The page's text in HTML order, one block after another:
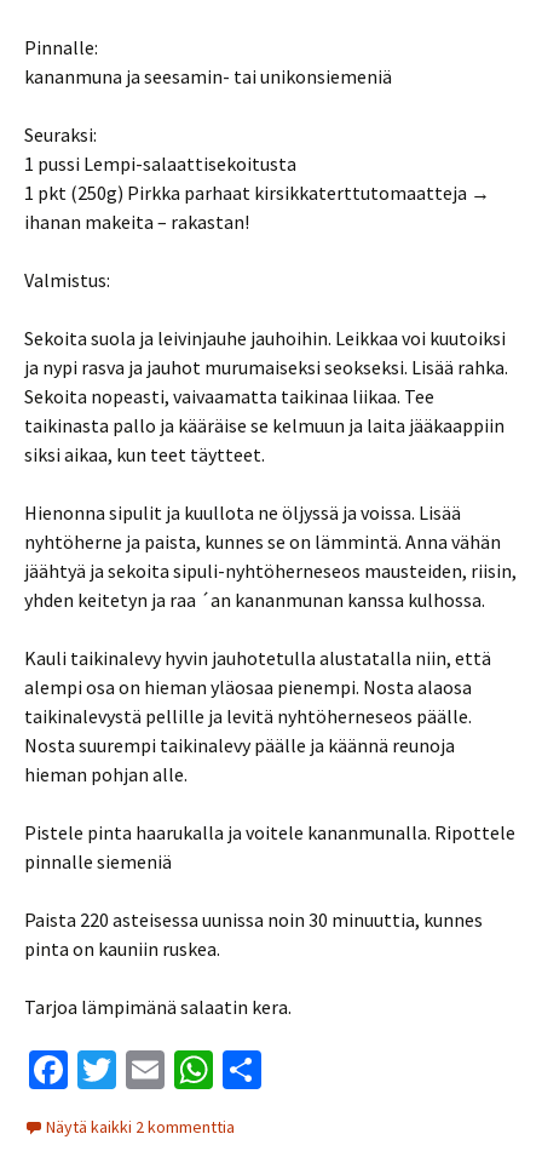
Pinnalle:
kananmuna ja seesamin- tai unikonsiemeniä
Seuraksi:
1 pussi Lempi-salaattisekoitusta
1 pkt (250g) Pirkka parhaat kirsikkaterttutomaatteja →
ihanan makeita – rakastan!
Valmistus:
Sekoita suola ja leivinjauhe jauhoihin. Leikkaa voi kuutoiksi
ja nypi rasva ja jauhot murumaiseksi seokseksi. Lisää rahka.
Sekoita nopeasti, vaivaamatta taikinaa liikaa. Tee
taikinasta pallo ja kääräise se kelmuun ja laita jääkaappiin
siksi aikaa, kun teet täytteet.
Hienonna sipulit ja kuullota ne öljyssä ja voissa. Lisää
nyhtöherne ja paista, kunnes se on lämmintä. Anna vähän
jäähtyä ja sekoita sipuli-nyhtöherneseos mausteiden, riisin,
yhden keitetyn ja raa ´an kananmunan kanssa kulhossa.
Kauli taikinalevy hyvin jauhotetulla alustatalla niin, että
alempi osa on hieman yläosaa pienempi. Nosta alaosa
taikinalevystä pellille ja levitä nyhtöherneseos päälle.
Nosta suurempi taikinalevy päälle ja käännä reunoja
hieman pohjan alle.
Pistele pinta haarukalla ja voitele kananmunalla. Ripottele
pinnalle siemeniä
Paista 220 asteisessa uunissa noin 30 minuuttia, kunnes
pinta on kauniin ruskea.
Tarjoa lämpimänä salaatin kera.
Fa
ce
b
T
wi
tt
E
ai
W
h
at
Näytä kaikki 2 kommenttia